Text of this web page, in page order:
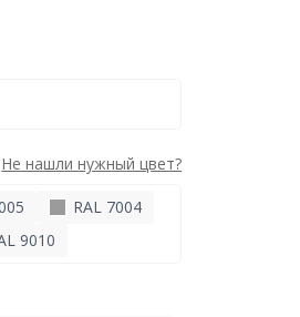
Не нашли нужный цвет?
RAL 7004
9010